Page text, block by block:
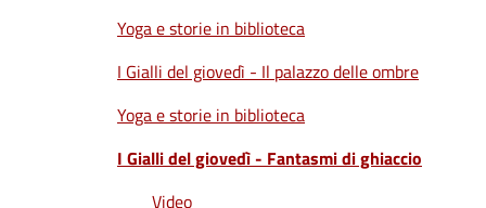
Yoga e storie in biblioteca
I Gialli del giovedì - Il palazzo delle ombre
Yoga e storie in biblioteca
I Gialli del giovedì - Fantasmi di ghiaccio
Video